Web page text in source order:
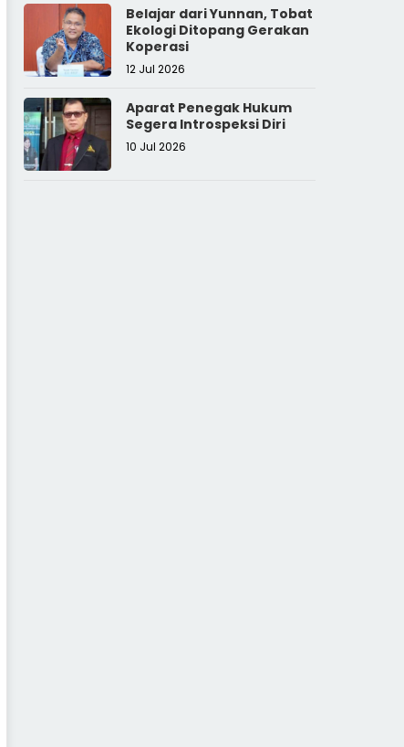
Belajar dari Yunnan, Tobat
Ekologi Ditopang Gerakan
Koperasi
12 Jul 2026
Aparat Penegak Hukum
Segera Introspeksi Diri
10 Jul 2026